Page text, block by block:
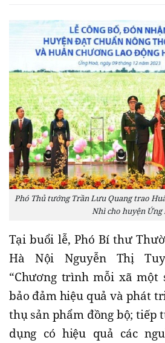
Phó Thủ tướng Trần Lưu Quang trao
Nhì cho huyện Ứng
Tại buổi lễ, Phó Bí thư
Hà Nội Nguyễn Thị
“Chương trình mỗi xã một
bảo đảm hiệu quả và phát
thụ sản phẩm đồng bộ; tiếp
dụng có hiệu quả các